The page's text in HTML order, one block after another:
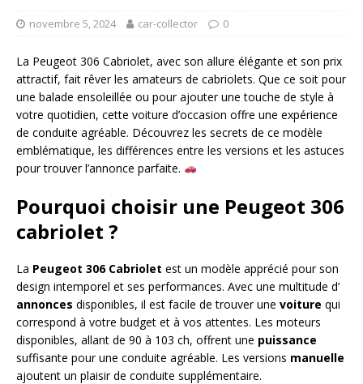
novembre 5, 2024 car-collector 0
La Peugeot 306 Cabriolet, avec son allure élégante et son prix
attractif, fait rêver les amateurs de cabriolets. Que ce soit pour
une balade ensoleillée ou pour ajouter une touche de style à
votre quotidien, cette voiture d’occasion offre une expérience
de conduite agréable. Découvrez les secrets de ce modèle
emblématique, les différences entre les versions et les astuces
pour trouver l’annonce parfaite.
Pourquoi choisir une Peugeot 306
cabriolet ?
La Peugeot 306 Cabriolet est un modèle apprécié pour son
design intemporel et ses performances. Avec une multitude d’
annonces disponibles, il est facile de trouver une voiture qui
correspond à votre budget et à vos attentes. Les moteurs
disponibles, allant de 90 à 103 ch, offrent une puissance
suffisante pour une conduite agréable. Les versions manuelle
ajoutent un plaisir de conduite supplémentaire.